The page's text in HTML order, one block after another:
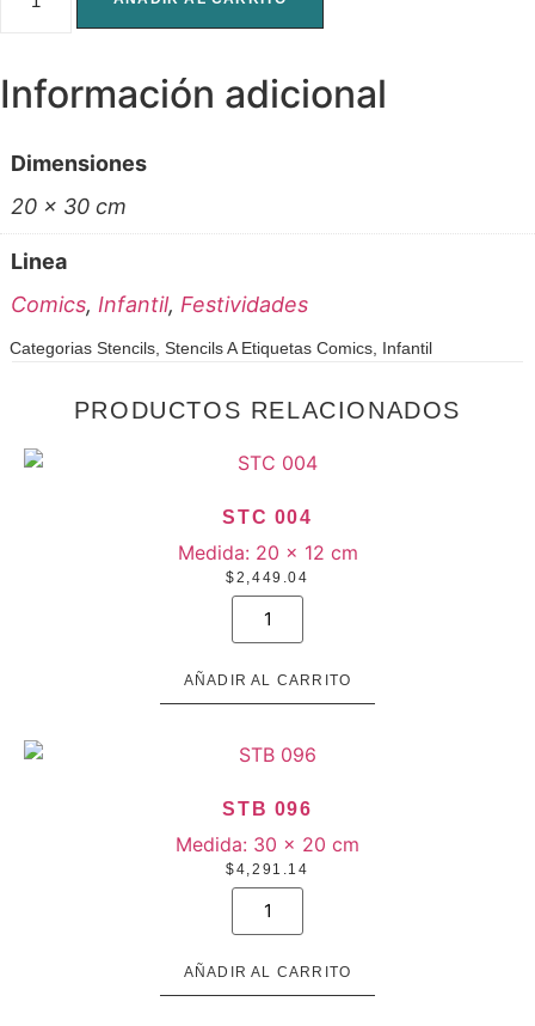
cantidad
Información adicional
Dimensiones
20 × 30 cm
Linea
Comics, Infantil, Festividades
Categorias Stencils Stencils A Etiquetas Comics Infantil
PRODUCTOS RELACIONADOS
STC 004
Medida: 20 × 12 cm
$2,449.04
STC
004
cantidad
AÑADIR AL CARRITO
STB 096
Medida: 30 × 20 cm
$4,291.14
STB
096
cantidad
AÑADIR AL CARRITO